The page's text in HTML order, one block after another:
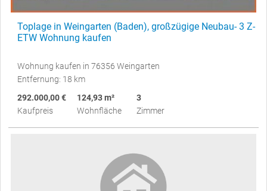
Toplage in Weingarten (Baden), großzügige Neubau- 3 Z-
ETW Wohnung kaufen
Wohnung kaufen in 76356 Weingarten
Entfernung: 18 km
292.000,00 €
Kaufpreis
124,93 m²
Wohnfläche
3
Zimmer